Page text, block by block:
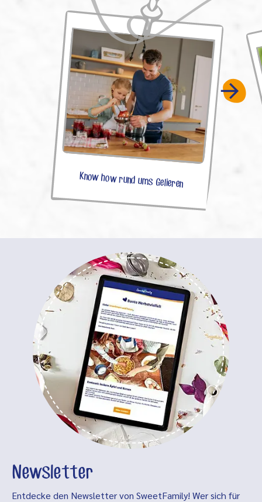
Know how rund ums Gelieren
Newsletter
Entdecke den Newsletter von SweetFamily! Wer sich für